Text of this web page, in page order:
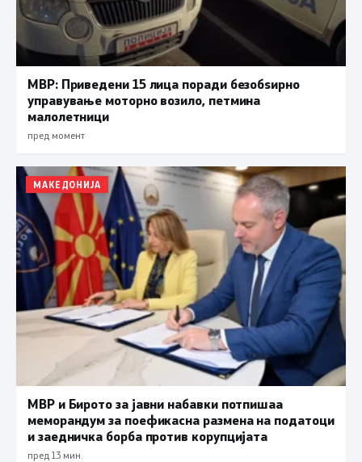
МВР: Приведени 15 лица поради безобѕирно
управување моторно возило, петмина
малолетници
пред момент
МАКЕДОНИЈА
МВР и Бирото за јавни набавки потпишаа
меморандум за поефикасна размена на податоци
и заедничка борба против корупцијата
пред 13 мин.